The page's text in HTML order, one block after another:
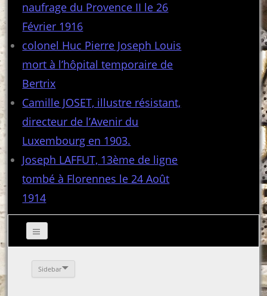
naufrage du Provence II le 26
Février 1916
colonel Huc Pierre Joseph Louis
mort à l’hôpital temporaire de
Bertrix
Camille JOSET, illustre résistant,
directeur de l’Avenir du
Luxembourg en 1903.
Joseph LAFFUT, 13ème de ligne
tombé à Florennes le 24 Août
1914
Sidebar